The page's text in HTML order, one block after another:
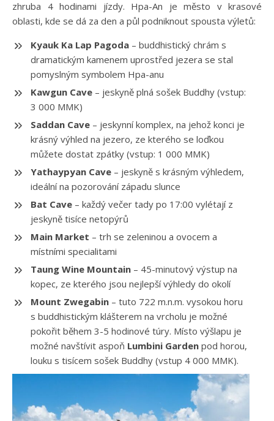
zhruba 4 hodinami jízdy. Hpa-An je město v krasové
oblasti, kde se dá za den a půl podniknout spousta výletů:
Kyauk Ka Lap Pagoda – buddhistický chrám s
dramatickým kamenem uprostřed jezera se stal
pomyslným symbolem Hpa-anu
Kawgun Cave – jeskyně plná sošek Buddhy (vstup:
3 000 MMK)
Saddan Cave – jeskynní komplex, na jehož konci je
krásný výhled na jezero, ze kterého se loďkou
můžete dostat zpátky (vstup: 1 000 MMK)
Yathaypyan Cave – jeskyně s krásným výhledem,
ideální na pozorování západu slunce
Bat Cave – každý večer tady po 17:00 vylétají z
jeskyně tisíce netopýrů
Main Market – trh se zeleninou a ovocem a
místními specialitami
Taung Wine Mountain – 45-minutový výstup na
kopec, ze kterého jsou nejlepší výhledy do okolí
Mount Zwegabin – tuto 722 m.n.m. vysokou horu
s buddhistickým klášterem na vrcholu je možné
pokořit během 3-5 hodinové túry. Místo výšlapu je
možné navštívit aspoň Lumbini Garden pod horou,
louku s tisícem sošek Buddhy (vstup 4 000 MMK).